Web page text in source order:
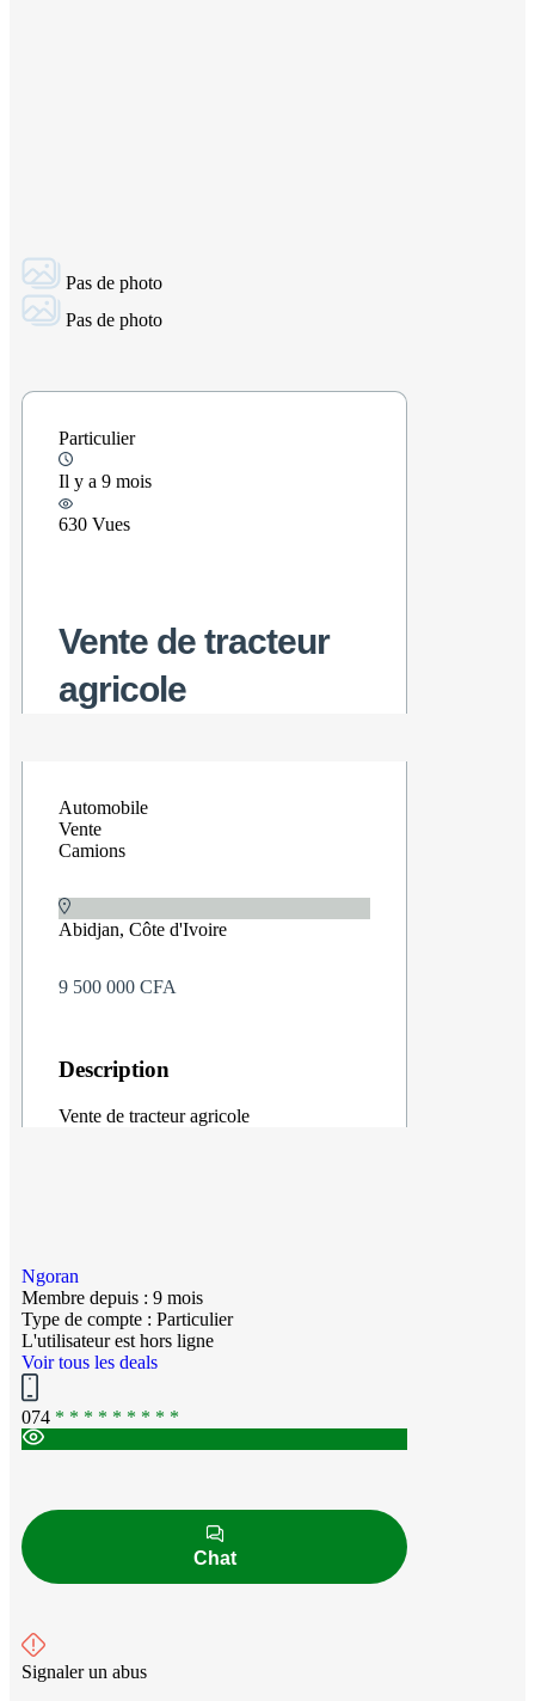
Pas de photo
Pas de photo
Particulier
Il y a 9 mois
630 Vues
Vente de tracteur
agricole
Automobile
Vente
Camions
Abidjan, Côte d'Ivoire
9 500 000 CFA
Description
Vente de tracteur agricole
Ngoran
Membre depuis : 9 mois
Type de compte : Particulier
L'utilisateur est hors ligne
Voir tous les deals
074 * * * * * * * * *
Chat
Signaler un abus